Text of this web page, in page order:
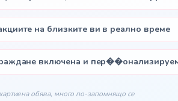
🇬🇷 Ελληνικά
🇷🇸Српски
на близките ви в реално време
включена и
обява, много по-запомнящо се